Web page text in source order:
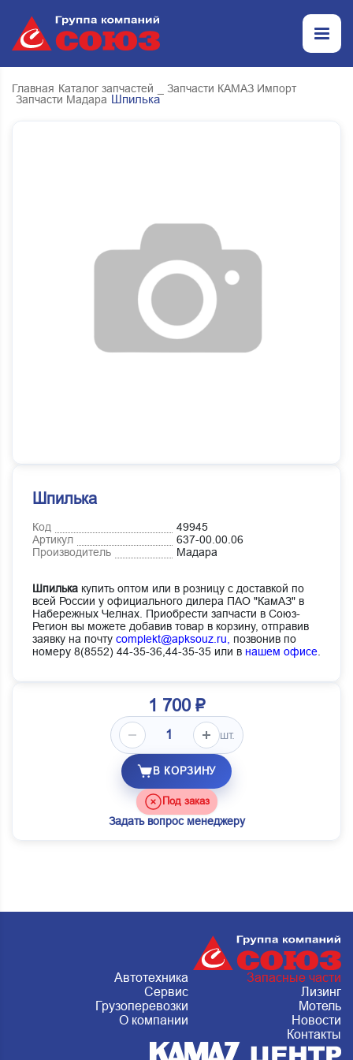
Главная Каталог запчастей
_ Запчасти КАМАЗ Импорт
Запчасти Мадара Шпилька
Шпилька
Код
49945
Артикул
637-00.00.06
Производитель
Мадара
Шпилька купить оптом или в розницу с доставкой по
всей России у официального дилера ПАО "КамАЗ" в
Набережных Челнах. Приобрести запчасти в Союз-
Регион вы можете добавив товар в корзину, отправив
заявку на почту complekt@apksouz.ru,
позвонив по
номеру 8(8552) 44-35-36,44-35-35 или в нашем офисе
1 700 ₽
шт.
В КОРЗИНУ
Под заказ
Задать вопрос менеджеру
Автотехника
Запасные части
Сервис
Лизинг
Грузоперевозки
Мотель
О компании
Новости
Контакты